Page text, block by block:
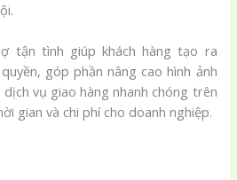
tận tình giúp khách hàng tạo ra
góp phần nâng cao hình ảnh
vụ giao hàng nhanh chóng trên
gian và chi phí cho doanh nghiệp.